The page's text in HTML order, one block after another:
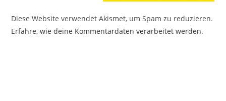
Diese Website verwendet Akismet, um Spam zu reduzieren.
Erfahre, wie deine Kommentardaten verarbeitet werden.